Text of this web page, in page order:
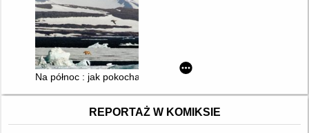
Na północ : jak pokochałem Arktykę
REPORTAŻ W KOMIKSIE